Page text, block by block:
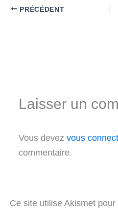
PRÉCÉDENT
Laisser un
Vous devezvous
commentaire.
Ce site utilise Akismet